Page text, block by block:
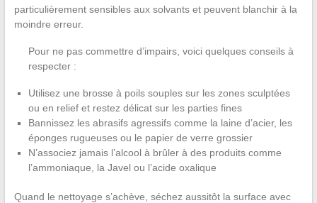
particulièrement sensibles aux solvants et peuvent blanchir à la
moindre erreur.
Pour ne pas commettre d’impairs, voici quelques conseils à
respecter :
Utilisez une brosse à poils souples sur les zones sculptées
ou en relief et restez délicat sur les parties fines
Bannissez les abrasifs agressifs comme la laine d’acier, les
éponges rugueuses ou le papier de verre grossier
N’associez jamais l’alcool à brûler à des produits comme
l’ammoniaque, la Javel ou l’acide oxalique
Quand le nettoyage s’achève, séchez aussitôt la surface avec